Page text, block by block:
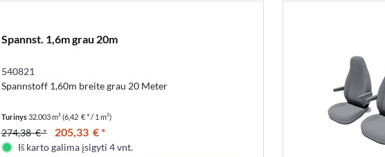
Spannst. 1,6m grau 20m
540821
Spannstoff 1,60m breite grau 20 Meter
Turinys32.003 m²(6,42 € * / 1 m²)
274,38 € * 205,33 € *
Iš karto galima įsigyti 4 vnt.